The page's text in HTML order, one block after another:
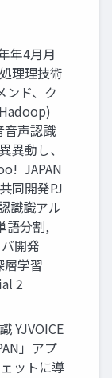
年4⽉月
理理技術
ンド、ク
声認識
異動し、
JAPAN
同開発PJ
識識アル
語分割,
開発
学習
2
YJVOICE
」アプ
ットに導